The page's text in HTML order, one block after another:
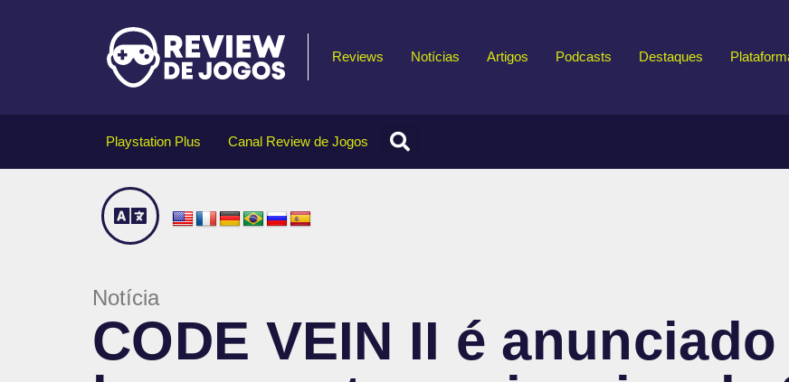
Reviews Notícias Artigos Podcasts Destaques
Playstation Plus Canal Review de Jogos
Notícia
CODE VEIN II é